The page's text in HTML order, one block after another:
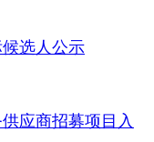
选人公示
应商招募项目入